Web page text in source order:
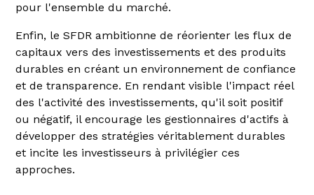
pour l'ensemble du marché.
Enfin, le SFDR ambitionne de réorienter les flux de
capitaux vers des investissements et des produits
durables en créant un environnement de confiance
et de transparence. En rendant visible l'impact réel
des l'activité des investissements, qu'il soit positif
ou négatif, il encourage les gestionnaires d'actifs à
développer des stratégies véritablement durables
et incite les investisseurs à privilégier ces
approches.